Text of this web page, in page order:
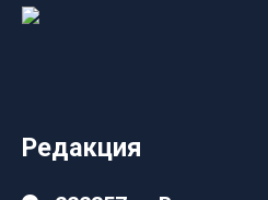
Редакция